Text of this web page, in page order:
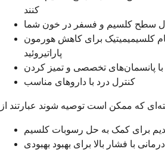
کنند
سطح کلسیم و فسفر در خون شما
نام کلسیمیمیتیک برای کاهش هورمون
پاراتیروئید
پانسمان‌های تخصصی و تمیز کردن
کنترل درد با داروهای مناسب
برای کمک به حل رسوبات کلسیم
با فشار بالا برای بهبود بهبودی